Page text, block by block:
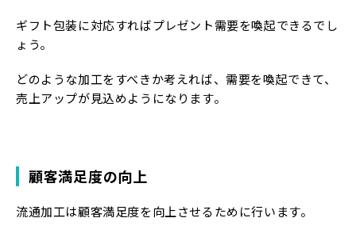
ギフト包装に対応すればプレゼント需要を喚起できるでし
ょう。
どのような加工をすべきか考えれば、需要を喚起できて、
売上アップが見込めようになります。
顧客満足度の向上
流通加工は顧客満足度を向上させるために行います。